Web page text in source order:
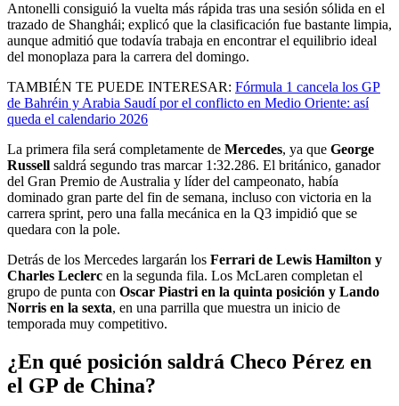
Antonelli consiguió la vuelta más rápida tras una sesión sólida en el
trazado de Shanghái; explicó que la clasificación fue bastante limpia,
aunque admitió que todavía trabaja en encontrar el equilibrio ideal
del monoplaza para la carrera del domingo.
TAMBIÉN TE PUEDE INTERESAR: Fórmula 1 cancela los GP
de Bahréin y Arabia Saudí por el conflicto en Medio Oriente: así
queda el calendario 2026
La primera fila será completamente de Mercedes, ya que George
Russell saldrá segundo tras marcar 1:32.286. El británico, ganador
del Gran Premio de Australia y líder del campeonato, había
dominado gran parte del fin de semana, incluso con victoria en la
carrera sprint, pero una falla mecánica en la Q3 impidió que se
quedara con la pole.
Detrás de los Mercedes largarán los Ferrari de Lewis Hamilton y
Charles Leclerc en la segunda fila. Los McLaren completan el
grupo de punta con Oscar Piastri en la quinta posición y Lando
Norris en la sexta, en una parrilla que muestra un inicio de
temporada muy competitivo.
¿En qué posición saldrá Checo Pérez en
el GP de China?